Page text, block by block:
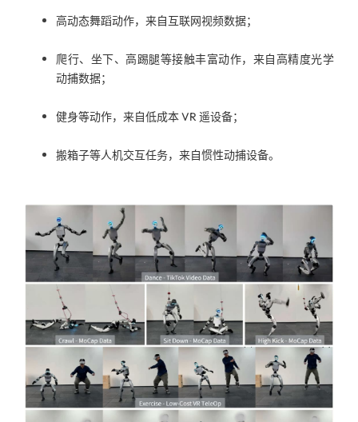
高动态舞蹈动作，来自互联网视频数据；
爬行、坐下、高踢腿等接触丰富动作，来自高精度光学
动捕数据；
健身等动作，来自低成本 VR 遥设备；
搬箱子等人机交互任务，来自惯性动捕设备。